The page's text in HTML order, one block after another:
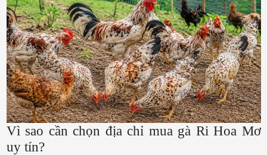
Vì sao cần chọn địa chỉ mua gà Ri Hoa Mơ
uy tín?